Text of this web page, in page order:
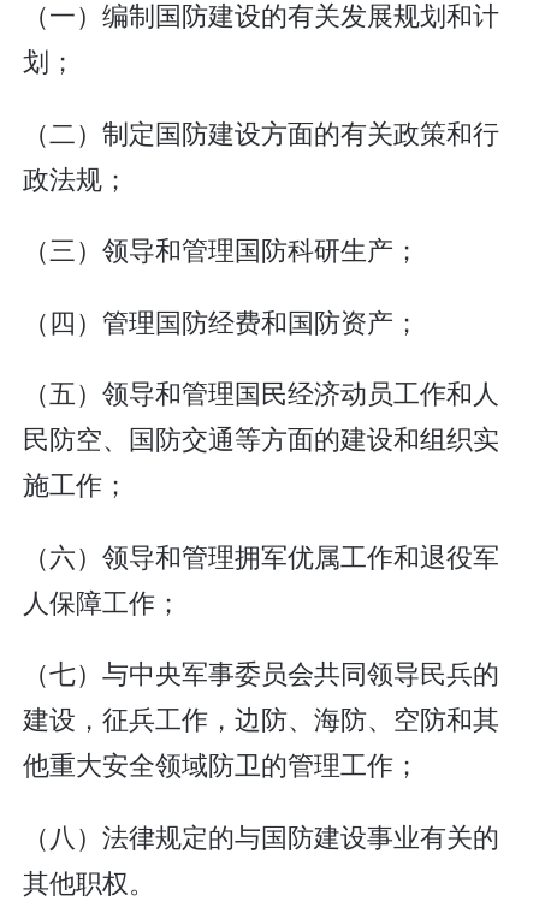
（一）编制国防建设的有关发展规划和计
划；
（二）制定国防建设方面的有关政策和行
政法规；
（三）领导和管理国防科研生产；
（四）管理国防经费和国防资产；
（五）领导和管理国民经济动员工作和人
民防空、国防交通等方面的建设和组织实
施工作；
（六）领导和管理拥军优属工作和退役军
人保障工作；
（七）与中央军事委员会共同领导民兵的
建设，征兵工作，边防、海防、空防和其
他重大安全领域防卫的管理工作；
（八）法律规定的与国防建设事业有关的
其他职权。